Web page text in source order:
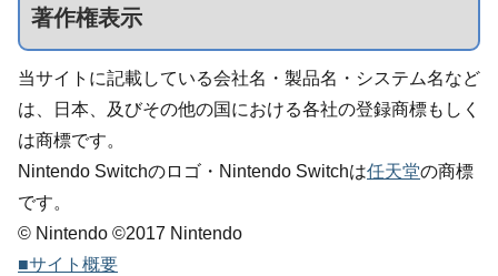
著作権表示
当サイトに記載している会社名・製品名・システム名など
は、日本、及びその他の国における各社の登録商標もしく
は商標です。
Nintendo Switchのロゴ・Nintendo Switchは任天堂の商標
です。
© Nintendo ©2017 Nintendo
■サイト概要